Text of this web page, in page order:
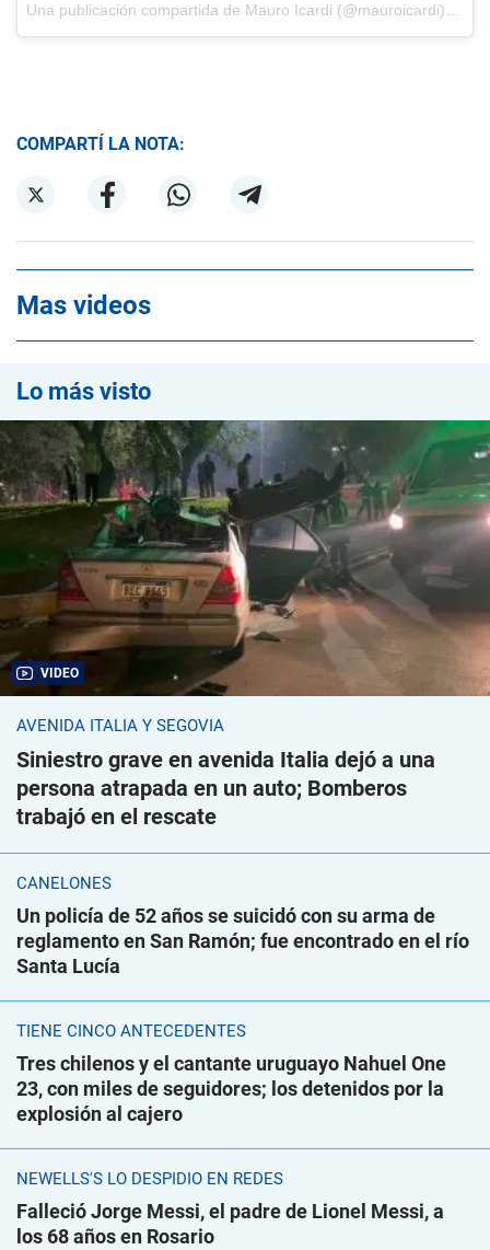
Una publicación compartida de Mauro Icardi (@mauroicardi) el
COMPARTÍ LA NOTA:
Mas videos
Lo más visto
VIDEO
AVENIDA ITALIA Y SEGOVIA
Siniestro grave en avenida Italia dejó a una
persona atrapada en un auto; Bomberos
trabajó en el rescate
CANELONES
Un policía de 52 años se suicidó con su arma de
reglamento en San Ramón; fue encontrado en el río
Santa Lucía
TIENE CINCO ANTECEDENTES
Tres chilenos y el cantante uruguayo Nahuel One
23, con miles de seguidores; los detenidos por la
explosión al cajero
NEWELLS'S LO DESPIDIÓ EN REDES
Falleció Jorge Messi, el padre de Lionel Messi, a
los 68 años en Rosario